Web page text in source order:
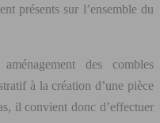
présents sur l’ensemble du
des combles
à la création d’une pièce
il convient donc d’effectuer